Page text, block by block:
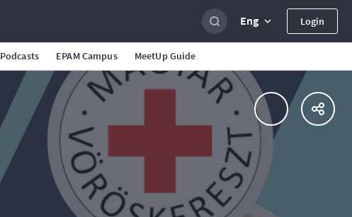
Eng Login
Podcasts EPAM Campus MeetUp Guide